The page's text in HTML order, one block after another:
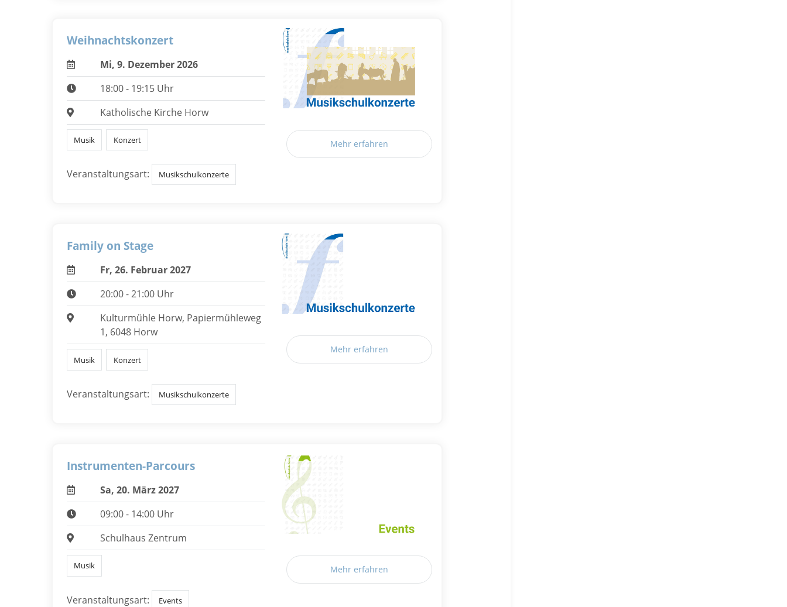
Weihnachtskonzert
Mi, 9. Dezember 2026
18:00 - 19:15 Uhr
Katholische Kirche Horw
Musik Konzert
Veranstaltungsart: Musikschulkonzerte
Mehr erfahren
Family on Stage
Fr, 26. Februar 2027
20:00 - 21:00 Uhr
Kulturmühle Horw, Papiermühleweg
1, 6048 Horw
Musik Konzert
Veranstaltungsart: Musikschulkonzerte
Mehr erfahren
Instrumenten-Parcours
Sa, 20. März 2027
09:00 - 14:00 Uhr
Schulhaus Zentrum
Musik
Veranstaltungsart: Events
Mehr erfahren